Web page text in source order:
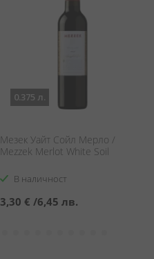
0.375 л.
Мезек Уайт Сойл Мерло /
Mezzek Merlot White Soil
В наличност
3,30 € /6,45 лв.